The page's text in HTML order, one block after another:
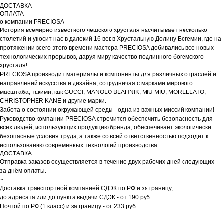
ДОСТАВКА
ОПЛАТА
о компании PRECIOSA
История всемирно известного чешского хрусталя насчитывает несколько
столетий и уносит нас в далекий 16 век в Хрустальную Долину Богемии, где на
протяжении всего этого времени мастера PRECIOSA добивались все новых
технологических прорывов, даруя миру качество подлинного богемского
хрусталя!
PRECIOSA производит материалы и компоненты для различных отраслей и
направлений искусства и дизайна, сотрудничая с марками мирового
масштаба, такими, как GUCCI, MANOLO BLAHNIK, MIU MIU, MORELLATO,
CHRISTOPHER KANE и другие марки.
Забота о состоянии окружающей среды - одна из важных миссий компании!
Руководство компании PRECIOSA стремится обеспечить безопасность для
всех людей, использующих продукцию бренда, обеспечивает экологически
безопасные условия труда, а также со всей ответственностью подходит к
использованию современных технологий производства.
ДОСТАВКА
Отправка заказов осуществляется в течение двух рабочих дней следующих
за днём оплаты.
~
Доставка транспортной компанией СДЭК по РФ и за границу,
до адресата или до пункта выдачи СДЭК - от 190 руб.
Почтой по РФ (1 класс) и за границу - от 233 руб.